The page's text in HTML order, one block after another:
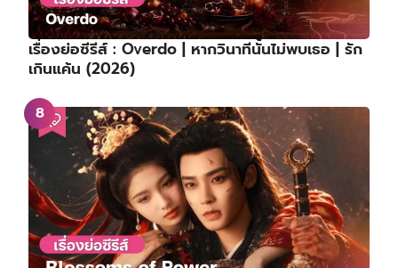
เรื่องย่อซีรีส์ : Overdo | หากวินาทีนั้นไม่พบเธอ | รัก
เกินแค้น (2026)